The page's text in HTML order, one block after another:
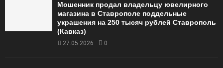
Мошенник продал владельцу ювелирного
магазина в Ставрополе поддельные
украшения на 250 тысяч рублей Ставрополь
(Кавказ)
27.05.2026 0